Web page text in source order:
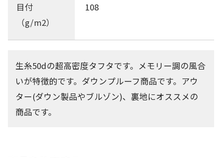
目付
（g/m2）
108
生糸50dの超高密度タフタです。メモリー調の風合
いが特徴的です。ダウンプルーフ商品です。アウ
ター(ダウン製品やブルゾン)、裏地にオススメの
商品です。